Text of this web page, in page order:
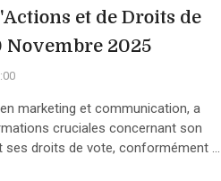
et de Droits de
Novembre 2025
marketing et communication, a
cruciales concernant son
ses droits de vote, conformément ...